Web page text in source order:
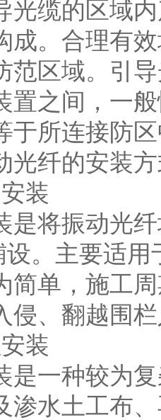
光缆的区域
成。合理有
范区域。引
置之间，一
于所连接防
纤的安装方
装
将振动光纤
设。主要适
简单，施工
侵、翻越围
装
一种较为复
渗水土工布